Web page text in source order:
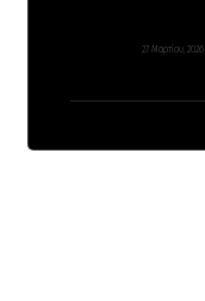
27 Μαρτίου, 2026